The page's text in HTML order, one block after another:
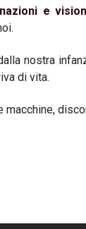
e
nostra
di vita.
macchine,